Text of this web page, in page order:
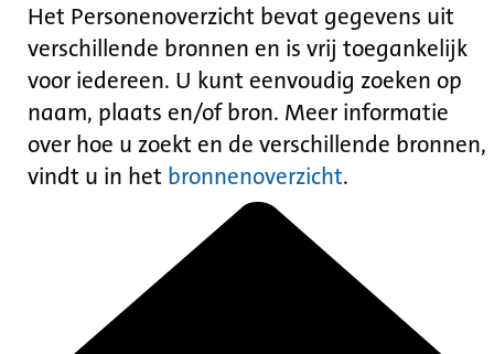
Het Personenoverzicht bevat gegevens uit
verschillende bronnen en is vrij toegankelijk
voor iedereen. U kunt eenvoudig zoeken op
naam, plaats en/of bron. Meer informatie
over hoe u zoekt en de verschillende bronnen,
vindt u in het bronnenoverzicht.